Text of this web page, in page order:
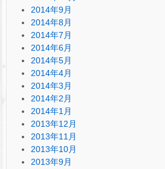
2014年9月
2014年8月
2014年7月
2014年6月
2014年5月
2014年4月
2014年3月
2014年2月
2014年1月
2013年12月
2013年11月
2013年10月
2013年9月